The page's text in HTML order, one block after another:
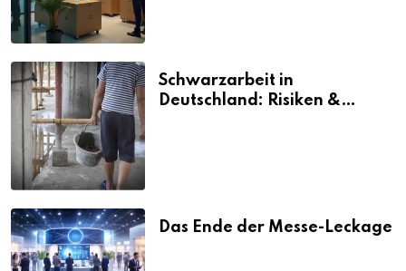
Schwarzarbeit in
Deutschland: Risiken &
Das Ende der Messe-Leckage